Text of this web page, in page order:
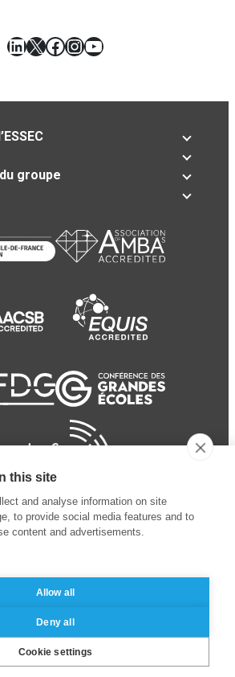
LinkedIn
X Facebook
Instagram
YouTube
groupe
Mentions légales
des données personnelles
this site
and analyse information on site
to provide social media features and to
content and advertisements.
Allow all
Deny all
Cookie settings